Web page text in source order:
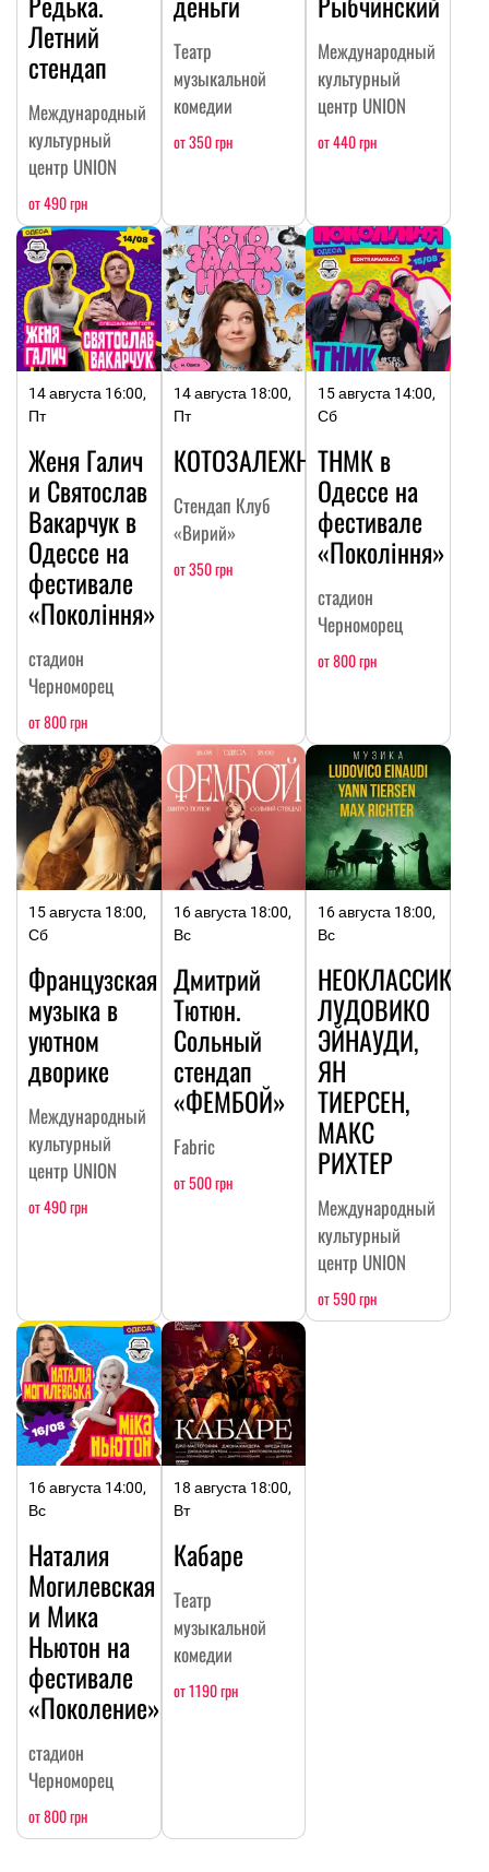
Летний
стендап
Международный
культурный
центр UNION
от 490 грн
Театр
музыкальной
комедии
от 350 грн
Международный
культурный
центр UNION
от 440 грн
14 августа 16:00,
Пт
Женя Галич
и Святослав
Вакарчук в
Одессе на
фестивале
«Покоління»
стадион
Черноморец
от 800 грн
14 августа 18:00,
Пт
КОТОЗАЛЕЖНОСТЬ
Стендап Клуб
«Вирий»
от 350 грн
15 августа 14:00,
Сб
ТНМК в
Одессе на
фестивале
«Покоління»
стадион
Черноморец
от 800 грн
15 августа 18:00,
Сб
Французская
музыка в
уютном
дворике
Международный
культурный
центр UNION
от 490 грн
16 августа 18:00,
Вс
Дмитрий
Тютюн.
Сольный
стендап
«ФЕМБОЙ»
Fabric
от 500 грн
16 августа 18:00,
Вс
НЕОКЛАССИКА:
ЛУДОВИКО
ЭЙНАУДИ,
ЯН
ТИЕРСЕН,
МАКС
РИХТЕР
Международный
культурный
центр UNION
от 590 грн
16 августа 14:00,
Вс
Наталия
Могилевская
и Мика
Ньютон на
фестивале
«Поколение»
стадион
Черноморец
от 800 грн
18 августа 18:00,
Вт
Кабаре
Театр
музыкальной
комедии
от 1190 грн